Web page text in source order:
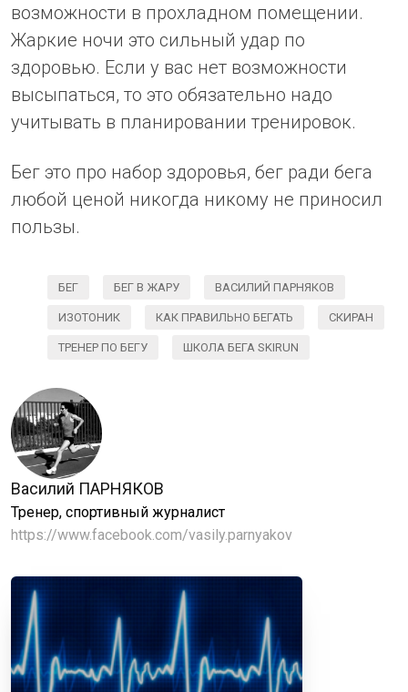
возможности в прохладном помещении.
Жаркие ночи это сильный удар по
здоровью. Если у вас нет возможности
высыпаться, то это обязательно надо
учитывать в планировании тренировок.
Бег это про набор здоровья, бег ради бега
любой ценой никогда никому не приносил
пользы.
БЕГ БЕГ В ЖАРУ ВАСИЛИЙ ПАРНЯКОВ
ИЗОТОНИК КАК ПРАВИЛЬНО БЕГАТЬ СКИРАН
ТРЕНЕР ПО БЕГУ ШКОЛА БЕГА SKIRUN
Василий ПАРНЯКОВ
Тренер, спортивный журналист
https://www.facebook.com/vasily.parnyakov